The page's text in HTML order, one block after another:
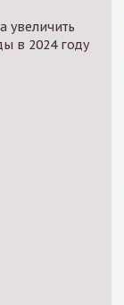
увеличить
в 2024 году